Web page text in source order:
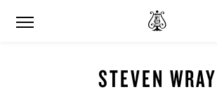
STEVEN WRAY